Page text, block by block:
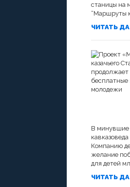
станицы на
“Маршруты
ЧИТАТЬ
В минувшие
Компанию
желание
для детей
ЧИТАТЬ